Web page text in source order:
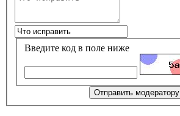
Введите код в поле ниже
Отправить модератору